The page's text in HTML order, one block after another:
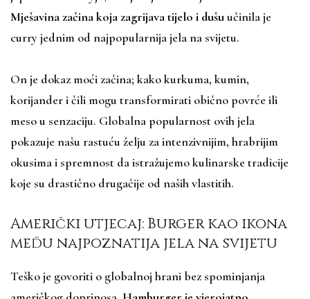
Mješavina začina koja zagrijava tijelo i dušuučinila je
curry jednim od najpopularnija jela na svijetu.
On je dokaz moći začina; kako kurkuma, kumin,
korijander i čili mogu transformirati obično povrće ili
meso u senzaciju. Globalna popularnost ovih jela
pokazuje našu rastuću želju za intenzivnijim, hrabrijim
okusima i spremnost da istražujemo kulinarske tradicije
koje su drastično drugačije od naših vlastitih.
Američki utjecaj: Burger kao ikona
među najpoznatija jela na svijetu
Teško je govoriti o globalnoj hrani bez spominjanja